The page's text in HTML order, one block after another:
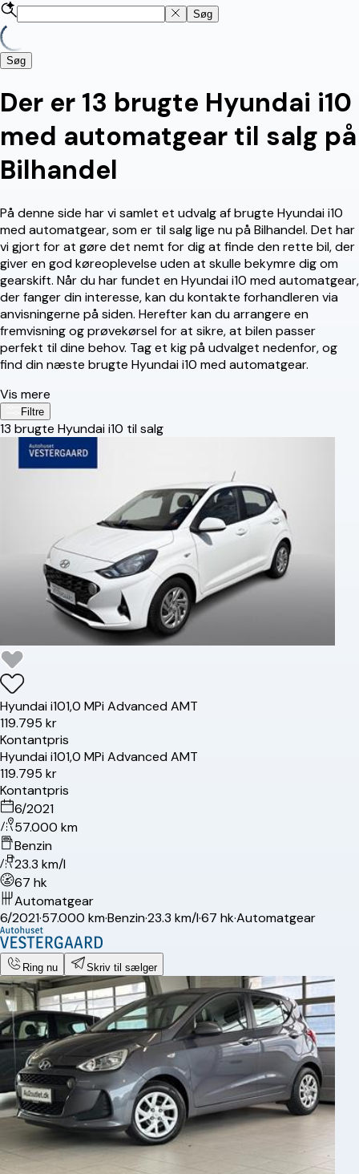
Søg
Søg
Der er 13 brugte Hyundai i10
med automatgear til salg på
Bilhandel
På denne side har vi samlet et udvalg af brugte Hyundai i10
med automatgear, som er til salg lige nu på Bilhandel. Det har
vi gjort for at gøre det nemt for dig at finde den rette bil, der
giver en god køreoplevelse uden at skulle bekymre dig om
gearskift. Når du har fundet en Hyundai i10 med automatgear,
der fanger din interesse, kan du kontakte forhandleren via
anvisningerne på siden. Herefter kan du arrangere en
fremvisning og prøvekørsel for at sikre, at bilen passer
perfekt til dine behov. Tag et kig på udvalget nedenfor, og
find din næste brugte Hyundai i10 med automatgear.
Vis mere
Filtre
13 brugte Hyundai i10 til salg
Hyundaii101,0 MPi Advanced AMT
119.795 kr
Kontantpris
Hyundaii101,0 MPi Advanced AMT
119.795 kr
Kontantpris
6/2021
57.000 km
Benzin
23.3 km/l
67 hk
Automatgear
6/2021·57.000 km·Benzin·23.3 km/l·67 hk·Automatgear
Ring nu Skriv til sælger